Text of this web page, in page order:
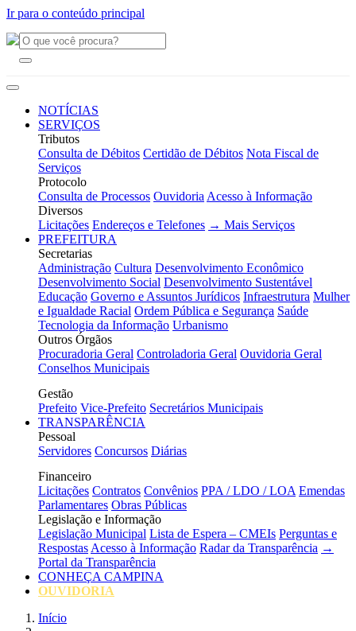
Ir para o conteúdo principal
NOTÍCIAS
SERVIÇOS
Tributos
Consulta de Débitos Certidão de Débitos Nota Fiscal de
Serviços
Protocolo
Consulta de Processos Ouvidoria Acesso à Informação
Diversos
Licitações Endereços e Telefones → Mais Serviços
PREFEITURA
Secretarias
Administração Cultura Desenvolvimento Econômico
Desenvolvimento Social Desenvolvimento Sustentável
Educação Governo e Assuntos Jurídicos Infraestrutura Mulher
e Igualdade Racial Ordem Pública e Segurança Saúde
Tecnologia da Informação Urbanismo
Outros Órgãos
Procuradoria Geral Controladoria Geral Ouvidoria Geral
Conselhos Municipais
Gestão
Prefeito Vice-Prefeito Secretários Municipais
TRANSPARÊNCIA
Pessoal
Servidores Concursos Diárias
Financeiro
Licitações Contratos Convênios PPA / LDO / LOA Emendas
Parlamentares Obras Públicas
Legislação e Informação
Legislação Municipal Lista de Espera – CMEIs Perguntas e
Respostas Acesso à Informação Radar da Transparência →
Portal da Transparência
CONHEÇA CAMPINA
OUVIDORIA
Início